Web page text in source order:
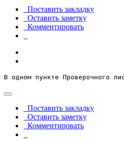
Поставить закладку
Оставить заметку
Комментировать
В одном пункте Проверочного
Поставить закладку
Оставить заметку
Комментировать